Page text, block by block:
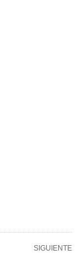
SIGUIENTE